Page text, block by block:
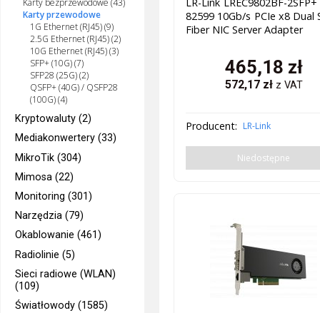
Karty bezprzewodowe (43)
Karty przewodowe
1G Ethernet (RJ45) (9)
2.5G Ethernet (RJ45) (2)
10G Ethernet (RJ45) (3)
SFP+ (10G) (7)
SFP28 (25G) (2)
QSFP+ (40G) / QSFP28
(100G) (4)
Kryptowaluty (2)
Mediakonwertery (33)
MikroTik (304)
Mimosa (22)
Monitoring (301)
Narzędzia (79)
Okablowanie (461)
Radiolinie (5)
Sieci radiowe (WLAN)
(109)
Światłowody (1585)
LR-Link LREC9802BF-
82599 10Gb/s PCIe x8 Dual
Fiber NIC Server Adapter
465,18 zł
572,17zł z VAT
Producent: LR-Link
Niedostępne